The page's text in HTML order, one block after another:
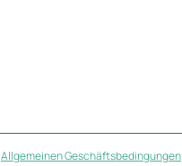
Allgemeinen Geschäftsbedingungen